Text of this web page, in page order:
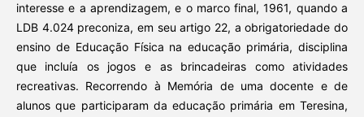
interesse e a aprendizagem, e o marco final, 1961, quando a
LDB 4.024 preconiza, em seu artigo 22, a obrigatoriedade do
ensino de Educação Física na educação primária, disciplina
que incluía os jogos e as brincadeiras como atividades
recreativas. Recorrendo à Memória de uma docente e de
alunos que participaram da educação primária em Teresina,